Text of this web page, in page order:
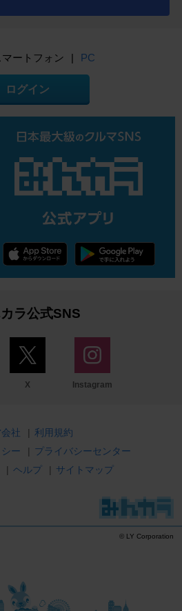
マートフォン | PC
ログイン
ラ公式SNS
X Instagram
社 | 利用規約
ー
| プライバシーセンター
| ヘルプ | サイトマップ
© LY Corporation